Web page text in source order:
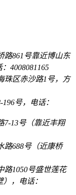
路861号靠近博山东
4008081165
珠区赤沙路1号，方
号，电话：
7-13号（靠近丰翔
路688号（近康桥
路1050号盛世莲花
，电话：